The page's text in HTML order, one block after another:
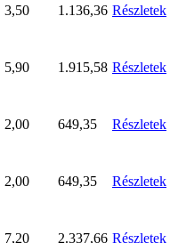
3,50
1.136,36 Részletek
5,90 1.915,58 Részletek
2,00 649,35 Részletek
2,00
649,35 Részletek
7,20
2.337,66 Részletek